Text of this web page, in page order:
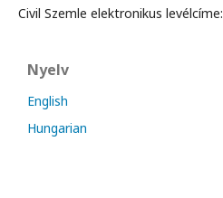
Civil Szemle elektronikus levélcíme:
Nyelv
English
Hungarian